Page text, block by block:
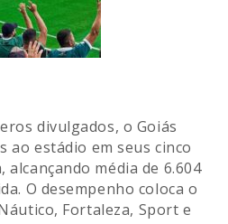
divulgados, o Goiás
ao estádio em seus cinco
alcançando média de 6.604
O desempenho coloca o
Fortaleza, Sport e